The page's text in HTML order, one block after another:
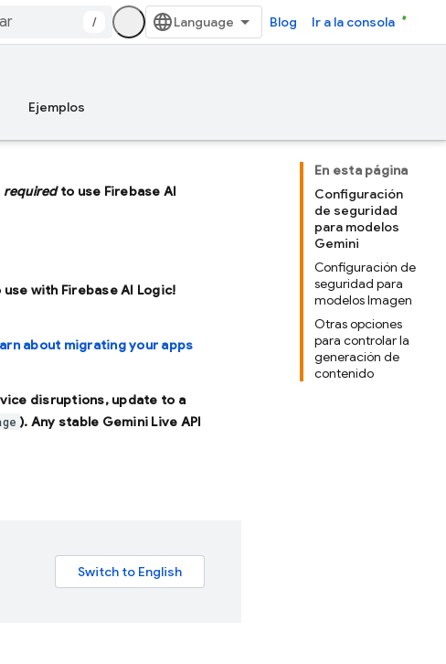
/ Blog Ir a la consola
Ejemplos
En esta página
Configuración
de seguridad
para modelos
Gemini
Configuración de
seguridad para
modelos Imagen
Otras opciones
para controlar la
generación de
contenido
requiredto use Firebase AI
with Firebase AI Logic!
about migrating your apps
disruptions, update to a
). Any stable Gemini Live API